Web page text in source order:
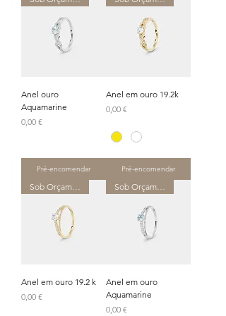
Anel ouro
Aquamarine
Preço
0,00 €
Pré-encomendar
Anel em ouro 19.2k
Preço
0,00 €
Pré-encomendar
Sob Orçamento
Anel em ouro 19.2 k
Preço
0,00 €
Sob Orçamento
Anel em ouro
Aquamarine
Preço
0,00 €